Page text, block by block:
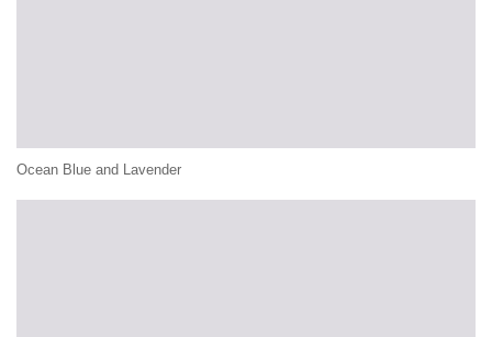
Ocean Blue and Lavender